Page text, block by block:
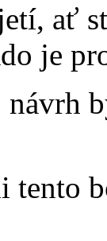
ať
je
tento